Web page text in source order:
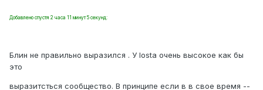
Добавлено спустя 2 часа 11 минут 5 секунд:
Блин не правильно выразился . У losta очень высокое как бы
это
выразитстьcя сообщество. В принципе если в в свое время --